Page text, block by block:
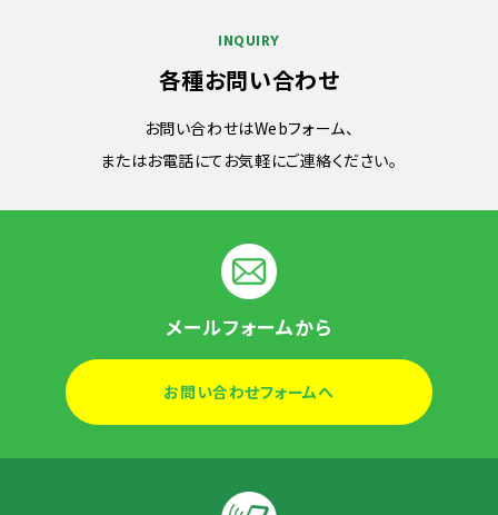
INQUIRY
各種お問い合わせ
お問い合わせはWebフォーム、
またはお電話にてお気軽にご連絡ください。
メールフォームから
お問い合わせフォームへ